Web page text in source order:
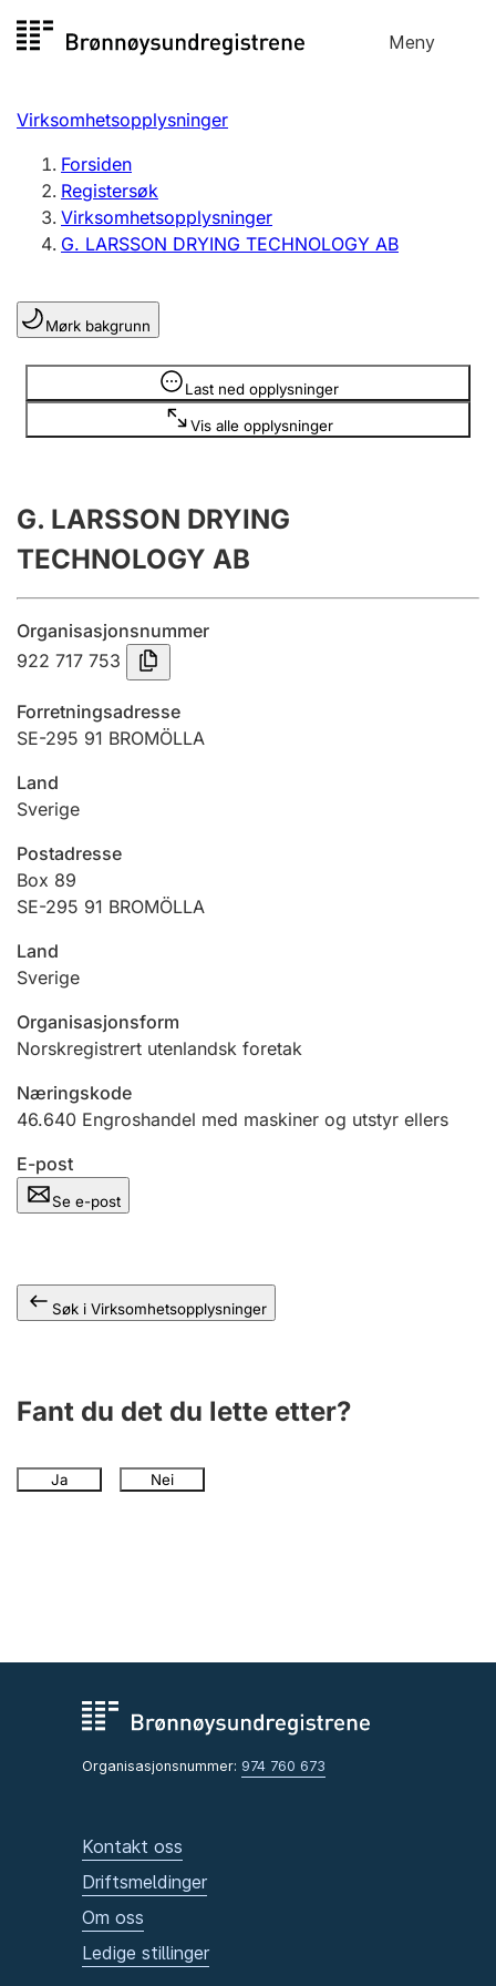
til
Meny
Registersøk
Aksjeselskap
Enkeltpersonforetak
Registrere, endre, slette
Lag og forening
Registrere, endre, slette
Årsregnskap
Innsending og forsinkelsesgebyr
Tinglysing
Jeger
Virksomhetsopplysninger
Forsiden
Registersøk
Virksomhetsopplysninger
G. LARSSON DRYING TECHNOLOGY AB
Mørk bakgrunn
Last ned opplysninger
Vis alle opplysninger
Opplysninger er skjult
G. LARSSON DRYING
TECHNOLOGY AB
Organisasjonsnummer
922 717 753
Forretningsadresse
SE-295 91 BROMÖLLA
Land
Sverige
Postadresse
Box 89
SE-295 91 BROMÖLLA
Land
Sverige
Organisasjonsform
Norskregistrert utenlandsk foretak
Næringskode
46.640 Engroshandel med maskiner og utstyr ellers
E-post
Se e-post
Søk i Virksomhetsopplysninger
Fant du det du lette etter?
Ja Nei
Organisasjonsnummer: 974 760 673
Kontakt oss
Driftsmeldinger
Om oss
Ledige stillinger